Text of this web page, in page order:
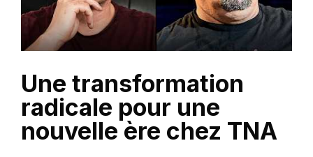
Une transformation
radicale pour une
nouvelle ère chez TNA